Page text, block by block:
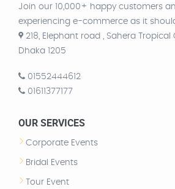
Join our 10,000+ happy customers
experiencing e-commerce as it
218, Elephant road , Sahera
Dhaka 1205
01552444612
01611377177
OUR SERVICES
Corporate Events
Bridal Events
Tour Event